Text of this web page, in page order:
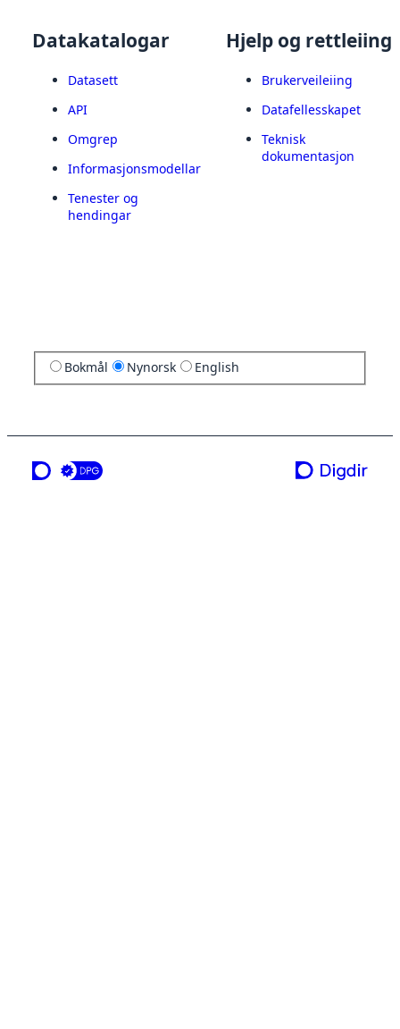
Datakatalogar
Datasett
API
Omgrep
Informasjonsmodellar
Tenester og
hendingar
Hjelp og rettleiing
Brukerveileiing
Datafellesskapet
Teknisk
dokumentasjon
Bokmål Nynorsk English